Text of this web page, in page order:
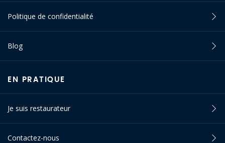
Politique de confidentialité
Blog
EN PRATIQUE
Je suis restaurateur
Contactez-nous